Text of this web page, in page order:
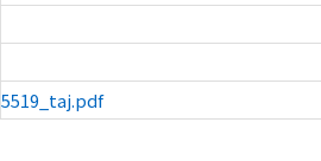
5519_taj.pdf